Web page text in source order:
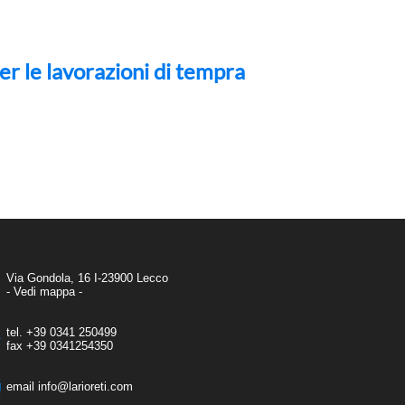
le lavorazioni di tempra
Via Gondola, 16 I-23900 Lecco
- Vedi mappa -
tel. +39 0341 250499
fax +39 0341254350
email info@larioreti.com